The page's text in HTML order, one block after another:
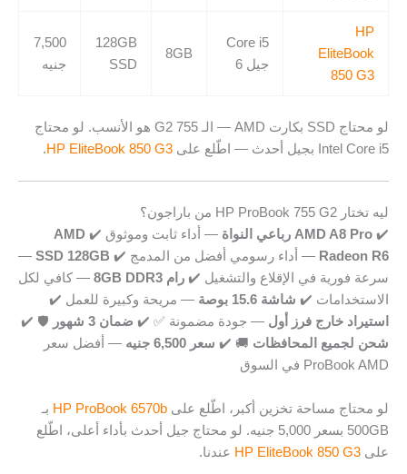
HP
EliteBook
850 G3
Core i5
جيل 6
8GB
128GB
SSD
7,500
جنيه
لو محتاج SSD بكارت AMD — الـ 755 G2 هو الأنسب. لو محتاج
Intel Core i5 بجيل أحدث — اطّلع على
HP EliteBook 850 G3
.
ليه تختار HP ProBook 755 G2 من باراجون؟
✔️ AMD A8 Pro رباعي النواة — أداء ثابت وموثوق ✔️ AMD
Radeon R6 — أداء رسومي أفضل من المدمج ✔️ SSD 128GB
—
سرعة فورية في الإقلاع والتشغيل ✔️ رام 8GB DDR3
— كافي لكل
الاستخدامات ✔️ شاشة 15.6 بوصة
— مريحة وكبيرة للعمل ✔️
استيراد خارج فرز أول — جودة مضمونة ✅ ✔️ ضمان 3 شهور
🛡️ ✔️
شحن لجميع المحافظات 🚚 ✔️ سعر 6,500 جنيه
— أفضل سعر
ProBook AMD في السوق
لو محتاج مساحة تخزين أكبر، اطّلع على HP ProBook 6570b بـ
500GB بسعر 5,000 جنيه. لو محتاج جيل أحدث بأداء أعلى، اطّلع
على HP EliteBook 850 G3 عندنا.